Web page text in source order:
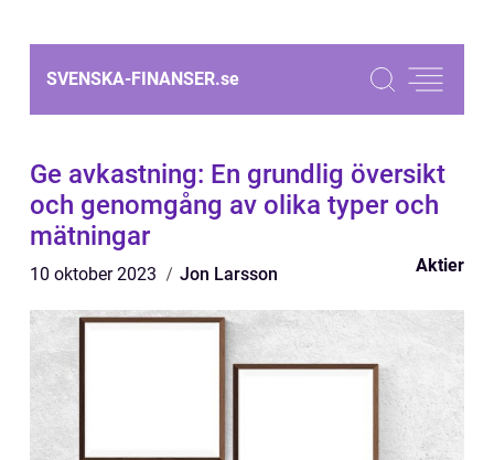
SVENSKA-FINANSER.se
Ge avkastning: En grundlig översikt
och genomgång av olika typer och
mätningar
10 oktober 2023 Jon Larsson Aktier